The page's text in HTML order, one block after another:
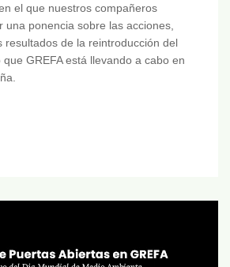
el que nuestros compañeros
una ponencia sobre las acciones,
resultados de la reintroducción del
GREFA está llevando a cabo en